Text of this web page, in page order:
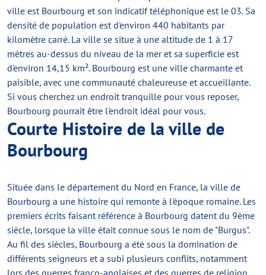
ville est Bourbourg et son indicatif téléphonique est le 03. Sa
densité de population est d'environ 440 habitants par
kilomètre carré. La ville se situe à une altitude de 1 à 17
mètres au-dessus du niveau de la mer et sa superficie est
d'environ 14,15 km². Bourbourg est une ville charmante et
paisible, avec une communauté chaleureuse et accueillante.
Si vous cherchez un endroit tranquille pour vous reposer,
Bourbourg pourrait être l'endroit idéal pour vous.
Courte Histoire de la ville de
Bourbourg
Située dans le département du Nord en France, la ville de
Bourbourg a une histoire qui remonte à l'époque romaine. Les
premiers écrits faisant référence à Bourbourg datent du 9ème
siècle, lorsque la ville était connue sous le nom de "Burgus".
Au fil des siècles, Bourbourg a été sous la domination de
différents seigneurs et a subi plusieurs conflits, notamment
lors des guerres franco-anglaises et des guerres de religion.